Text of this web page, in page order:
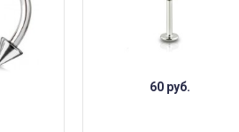
60 руб.